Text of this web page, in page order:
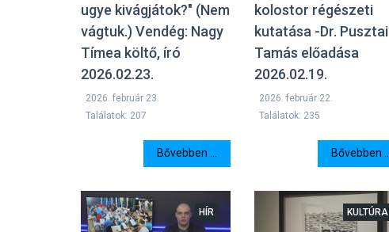
ugye kivágjátok?" (Nem
vágtuk.) Vendég: Nagy
Tímea költő, író
2026.02.23.
2026. február 23.
Találatok: 207
Bővebben ...
kolostor régészeti
kutatása -Dr. Pusztai
Tamás előadása
2026.02.19.
2026. február 22.
Találatok: 235
Bővebben ...
HÍR KULTÚRA